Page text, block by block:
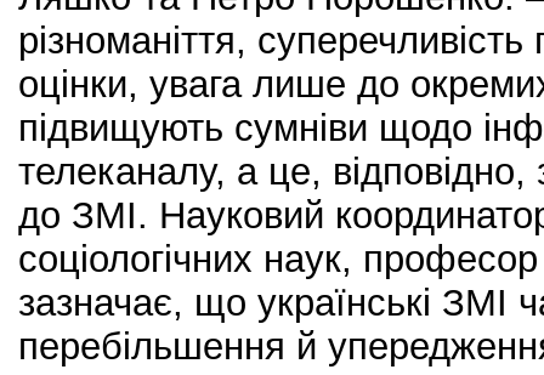
різноманіття, суперечливість
оцінки, увага лише до
підвищують сумніви щодо
телеканалу, а це, відповідно,
до ЗМІ. Науковий
соціологічних наук,
зазначає, що українські ЗМІ
перебільшення й